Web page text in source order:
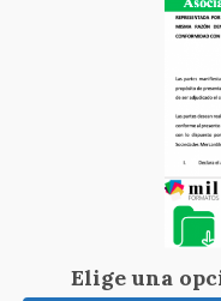
Elige una